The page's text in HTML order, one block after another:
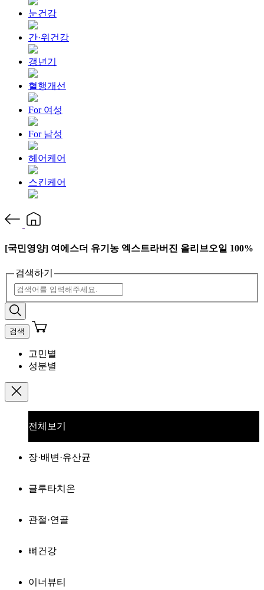
눈건강
간·위건강
갱년기
혈행개선
For 여성
For 남성
헤어케어
스킨케어
[국민영양] 여에스더 유기농 엑스트라버진 올리브오일 100%
검색하기
검색
고민별
성분별
전체보기
장·배변·유산균
글루타치온
관절·연골
뼈건강
이너뷰티